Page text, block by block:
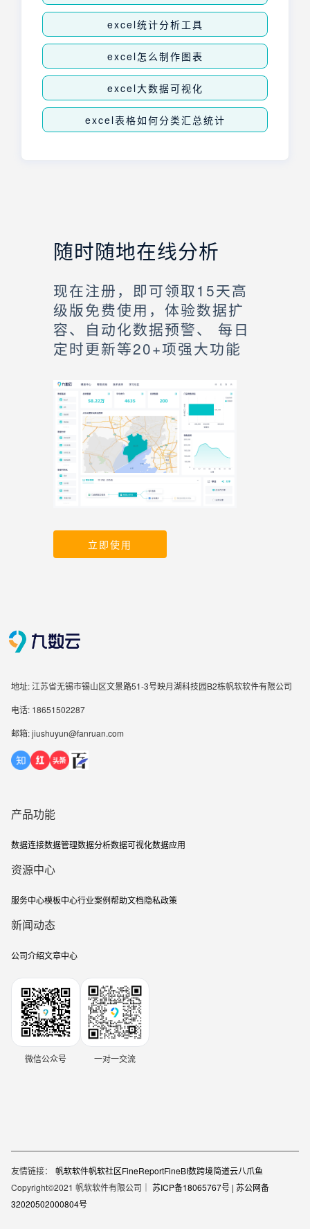
excel统计分析工具
excel怎么制作图表
excel大数据可视化
excel表格如何分类汇总统计
随时随地在线分析
现在注册，即可领取15天高
级版免费使用，体验数据扩
容、自动化数据预警、 每日
定时更新等20+项强大功能
立即使用
地址: 江苏省无锡市锡山区文景路51-3号映月湖科技园B2栋帆软软件有限公司
电话: 18651502287
邮箱: jiushuyun@fanruan.com
产品功能
数据连接数据管理数据分析数据可视化数据应用
资源中心
服务中心模板中心行业案例帮助文档隐私政策
新闻动态
公司介绍文章中心
微信公众号 一对一交流
友情链接： 帆软软件帆软社区FineReportFineBI数跨境简道云八爪鱼
Copyright©2021 帆软软件有限公司｜ 苏ICP备18065767号 | 苏公网备
32020502000804号